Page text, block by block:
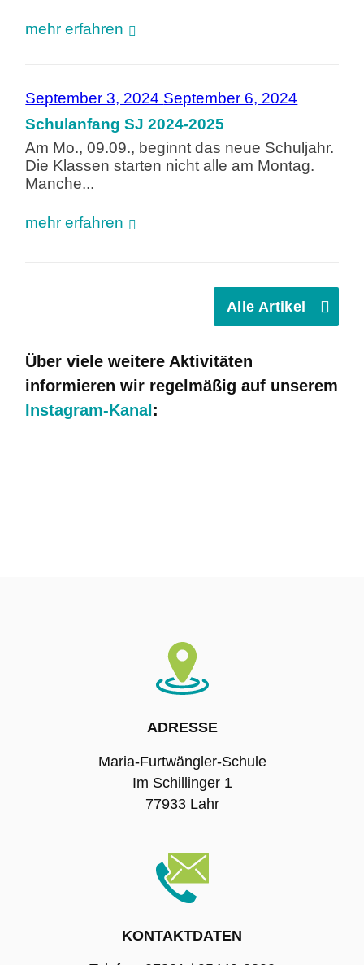
mehr erfahren
September 3, 2024 September 6, 2024
Schulanfang SJ 2024-2025
Am Mo., 09.09., beginnt das neue Schuljahr.
Die Klassen starten nicht alle am Montag.
Manche...
mehr erfahren
Alle Artikel
Über viele weitere Aktivitäten
informieren wir regelmäßig auf unserem
Instagram-Kanal :
ADRESSE
Maria-Furtwängler-Schule
Im Schillinger 1
77933 Lahr
KONTAKTDATEN